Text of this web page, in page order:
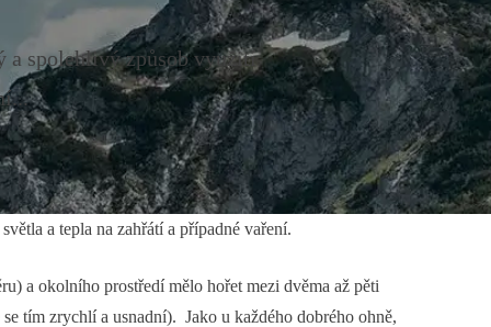
a spolehlivý způsob využití
a tepla na zahřátí a případné vaření.
a okolního prostředí mělo hořet mezi dvěma až pěti
tím zrychlí a usnadní). Jako u každého dobrého ohně,